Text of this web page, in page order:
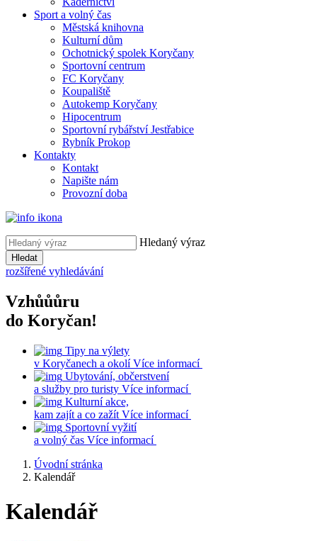
Sport a volný čas
Městská knihovna
Kulturní dům
Ochotnický spolek Koryčany
Sportovní centrum
FC Koryčany
Koupaliště
Autokemp Koryčany
Hipocentrum
Sportovní rybářství Jestřabice
Rybník Prokop
Kontakty
Kontakt
Napište nám
Provozní doba
Hledaný výraz
Hledat
rozšířené vyhledávání
Vzhůůůru
do Koryčan!
Tipy na výlety
v Koryčanech a okolí Více informací
Ubytování, občerstvení
a služby pro turisty Více informací
Kulturní akce,
kam zajít a co zažít Více informací
Sportovní vyžití
a volný čas Více informací
Úvodní stránka
Kalendář
Kalendář